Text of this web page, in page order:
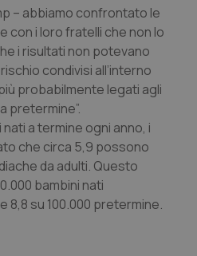
– abbiamo confrontato le
con i loro fratelli che non lo
i risultati non potevano
condivisi all’interno
probabilmente legati agli
pretermine”.
a termine ogni anno, i
che circa 5,9 possono
da adulti. Questo
bambini nati
8,8 su 100.000 pretermine.